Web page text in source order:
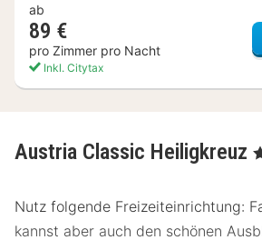
ab
89 €
pro Zimmer pro Nacht
Inkl. Citytax
Austria Classic Heiligkreuz ,
Nutz folgende Freizeiteinrichtung:
kannst aber auch den schönen